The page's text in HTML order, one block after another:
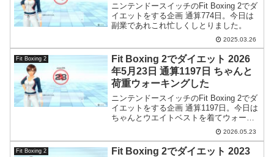
ニンテンドースイッチのFit Boxing 2でダ
イエットをする企画 通算774日。今日は
副業であれこれ忙しくしとりました。
2025.03.26
Fit Boxing 2
Fit Boxing 2でダイエット 2026
年5月23日 通算1197日 ちゃんと
荷重ウォーキングした
ニンテンドースイッチのFit Boxing 2でダ
イエットをする企画 通算1197日。今日は
ちゃんとウエイトベストを着てウォーキ
2026.05.23
Fit Boxing 2
Fit Boxing 2でダイエット 2023